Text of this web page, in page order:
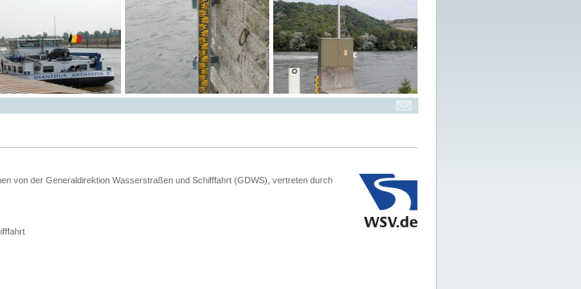
von der Generaldirektion Wasserstraßen und Schifffahrt (GDWS), vertreten durch